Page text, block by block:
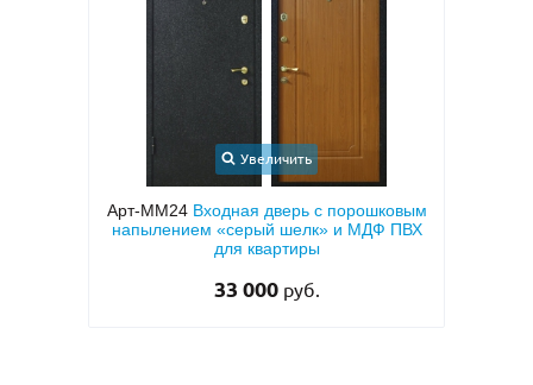
Увеличить
Арт-ММ24 Входная дверь с порошковым
напылением «серый шелк» и МДФ ПВХ
для квартиры
33 000 руб.